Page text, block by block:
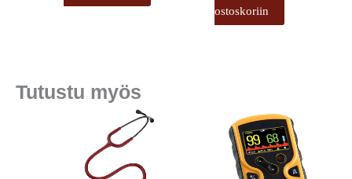
ostoskoriin
Tutustu myös